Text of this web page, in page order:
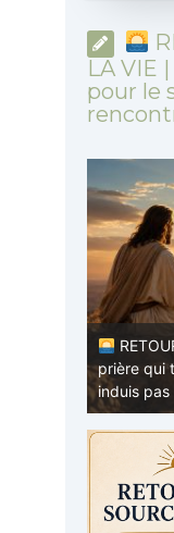
LA VIE
pour le
prière qui
nous
offensés